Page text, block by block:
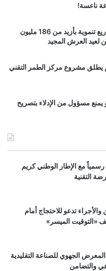
ناعسة!
عامل إقليم صفرو يطلق ويدشن مشاريع تنموية بأزيد من 186 مليون
لعيد العرش المجيد
يطلق مشروع مركز الطمر التقني
مسؤول من الإدلاء بتصريح
رسمياً مع الإطار الوطني كريم
التقنية
تدعو للاحتجاج أمام
«التوقيت الميسر»
الجهوي للصناعة التقليدية
والتضامن